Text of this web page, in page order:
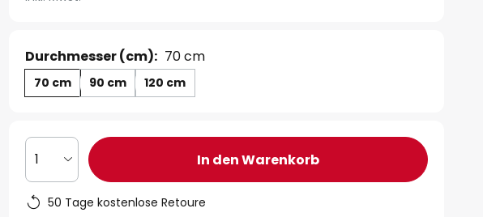
Durchmesser (cm): 70 cm
70 cm 90 cm 120 cm
1 In den Warenkorb
50 Tage kostenlose Retoure